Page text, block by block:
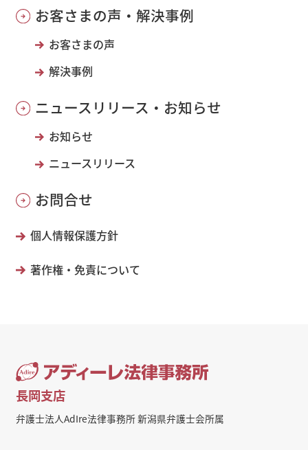
お客さまの声・解決事例
お客さまの声
解決事例
ニュースリリース・お知らせ
お知らせ
ニュースリリース
お問合せ
個人情報保護方針
著作権・免責について
長岡支店
弁護士法人AdIre法律事務所 新潟県弁護士会所属